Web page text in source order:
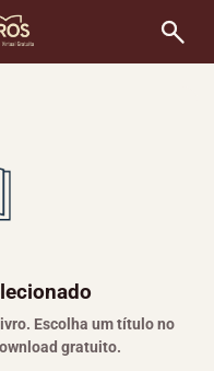
Escolha um título no
gratuito.